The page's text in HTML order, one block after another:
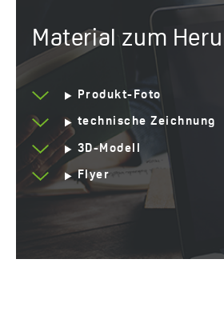
Material zum
Produkt-Foto
technische Zeichnung
3D-Modell
Flyer